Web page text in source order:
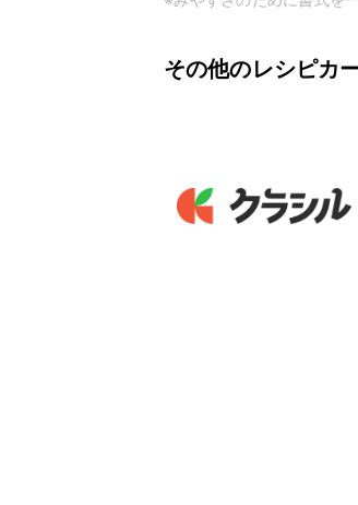
その他のレシピカ